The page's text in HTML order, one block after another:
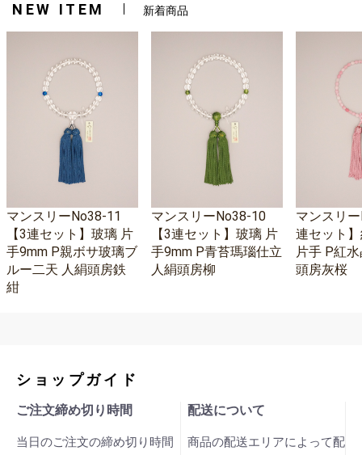
NEW ITEM 新着商品
マンスリーNo38-11
【3連セット】玻璃 片
手9mm P親ボサ玻璃ブ
ルー二天 人絹頭房鉄
紺
マンスリーNo38-10
【3連セット】玻璃 片
手9mm P青苔瑪瑙仕立
人絹頭房柳
マンスリ
連セット
片手 P紅
頭房灰桜
ショップガイド
ご注文締め切り時間
当日のご注文の締め切り時間
配送について
商品の配送エリアによって配